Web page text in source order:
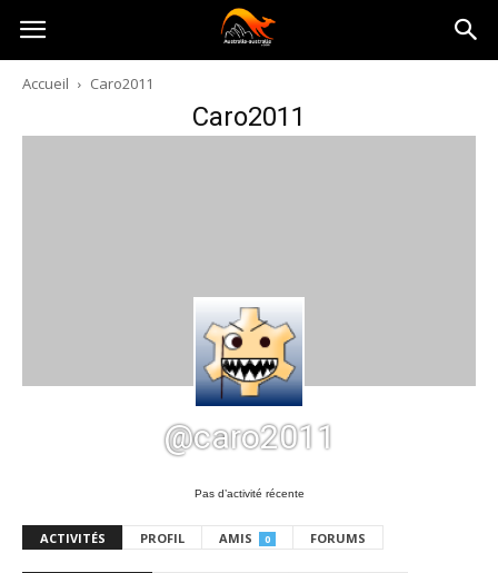
Australia-
australie.com
Accueil Caro2011
Caro2011
@caro2011
Pas d’activité récente
ACTIVITÉS PROFIL AMIS 0 FORUMS